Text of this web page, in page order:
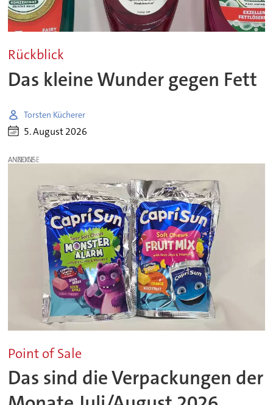
Rückblick
Das kleine Wunder gegen Fett
Torsten Kücherer
5. August 2026
ANZEIGE
Point of Sale
Das sind die Verpackungen der